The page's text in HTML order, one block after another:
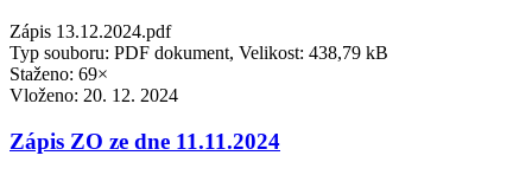
Zápis 13.12.2024.pdf
Typ souboru: PDF dokument, Velikost: 438,79 kB
Staženo: 69×
Vloženo: 20. 12. 2024
Zápis ZO ze dne 11.11.2024